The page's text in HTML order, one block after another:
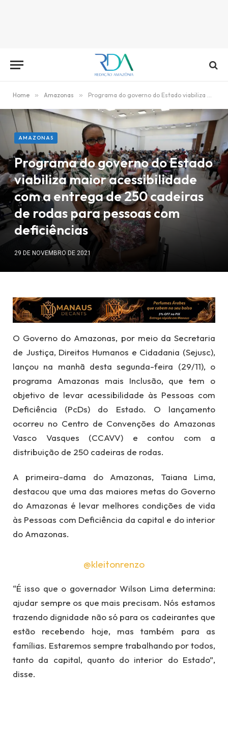
Home » Amazonas » Programa do governo do Estado viabiliza maior acessibilidade com a entrega de 250 cadeiras de rodas para pessoas com deficiências
AMAZONAS
Programa do governo do Estado
viabiliza maior acessibilidade
com a entrega de 250 cadeiras
de rodas para pessoas com
deficiências
29 DE NOVEMBRO DE 2021
O Governo do Amazonas, por meio da Secretaria
de Justiça, Direitos Humanos e Cidadania (Sejusc),
lançou na manhã desta segunda-feira (29/11), o
programa Amazonas mais Inclusão, que tem o
objetivo de levar acessibilidade às Pessoas com
Deficiência (PcDs) do Estado. O lançamento
ocorreu no Centro de Convenções do Amazonas
Vasco Vasques (CCAVV) e contou com a
distribuição de 250 cadeiras de rodas.
A primeira-dama do Amazonas, Taiana Lima,
destacou que uma das maiores metas do Governo
do Amazonas é levar melhores condições de vida
às Pessoas com Deficiência da capital e do interior
do Amazonas.
@kleitonrenzo
“É isso que o governador Wilson Lima determina:
ajudar sempre os que mais precisam. Nós estamos
trazendo dignidade não só para os cadeirantes que
estão recebendo hoje, mas também para as
famílias. Estaremos sempre trabalhando por todos,
tanto da capital, quanto do interior do Estado”,
disse.